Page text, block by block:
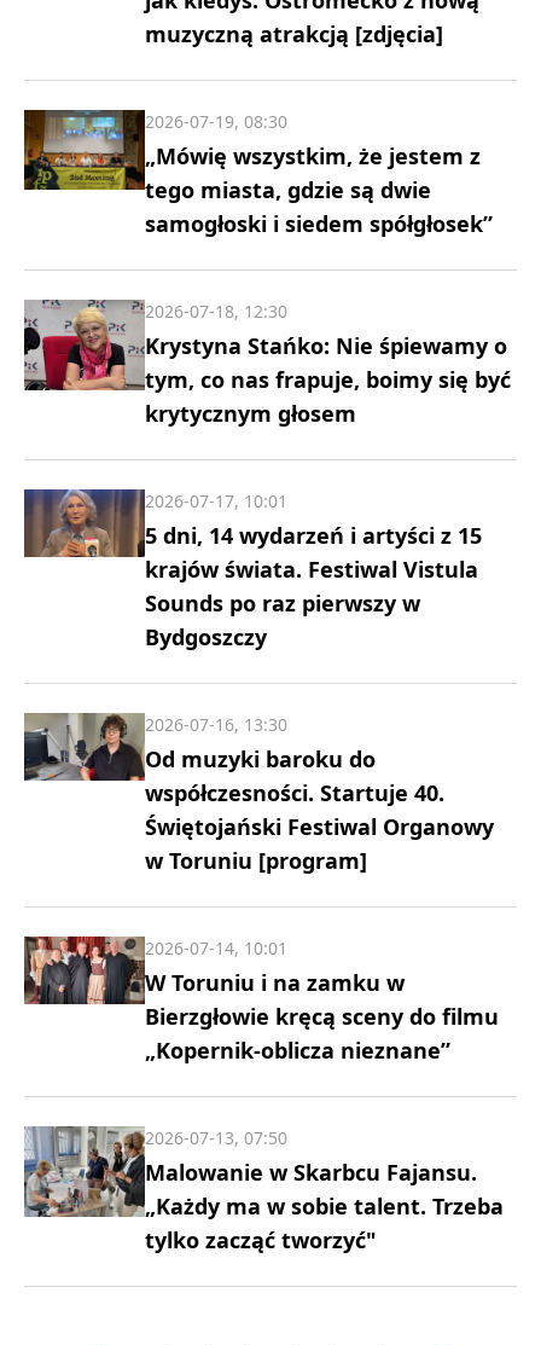
muzyczną atrakcją [zdjęcia]
„Mówię wszystkim, że jestem z
tego miasta, gdzie są dwie
samogłoski i siedem spółgłosek”
2026-07-19, 08:30
Krystyna Stańko: Nie śpiewamy o
tym, co nas frapuje, boimy się być
krytycznym głosem
2026-07-18, 12:30
5 dni, 14 wydarzeń i artyści z 15
krajów świata. Festiwal Vistula
Sounds po raz pierwszy w
Bydgoszczy
2026-07-17, 10:01
Od muzyki baroku do
współczesności. Startuje 40.
Świętojański Festiwal Organowy
w Toruniu [program]
2026-07-16, 13:30
W Toruniu i na zamku w
Bierzgłowie kręcą sceny do filmu
„Kopernik-oblicza nieznane”
2026-07-14, 10:01
Malowanie w Skarbcu Fajansu.
„Każdy ma w sobie talent. Trzeba
tylko zacząć tworzyć"
2026-07-13, 07:50